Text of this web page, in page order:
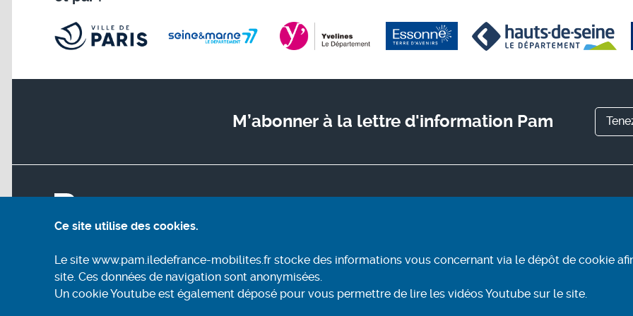
Ce site utilise des cookies.
Le site www.pam.iledefrance-mobilites.fr stocke des informations vous concernant via le dépôt de cookie
site. Ces données de navigation sont anonymisées.
Un cookie Youtube est également déposé pour vous permettre de lire les vidéos Youtube sur le site.
M’abonner à la lettre d'information Pam
Plan du site
Préparer mon trajet
Réserver et payer
Nous contacter
Informez-vous
Mentions légales
Aide et accessibilité